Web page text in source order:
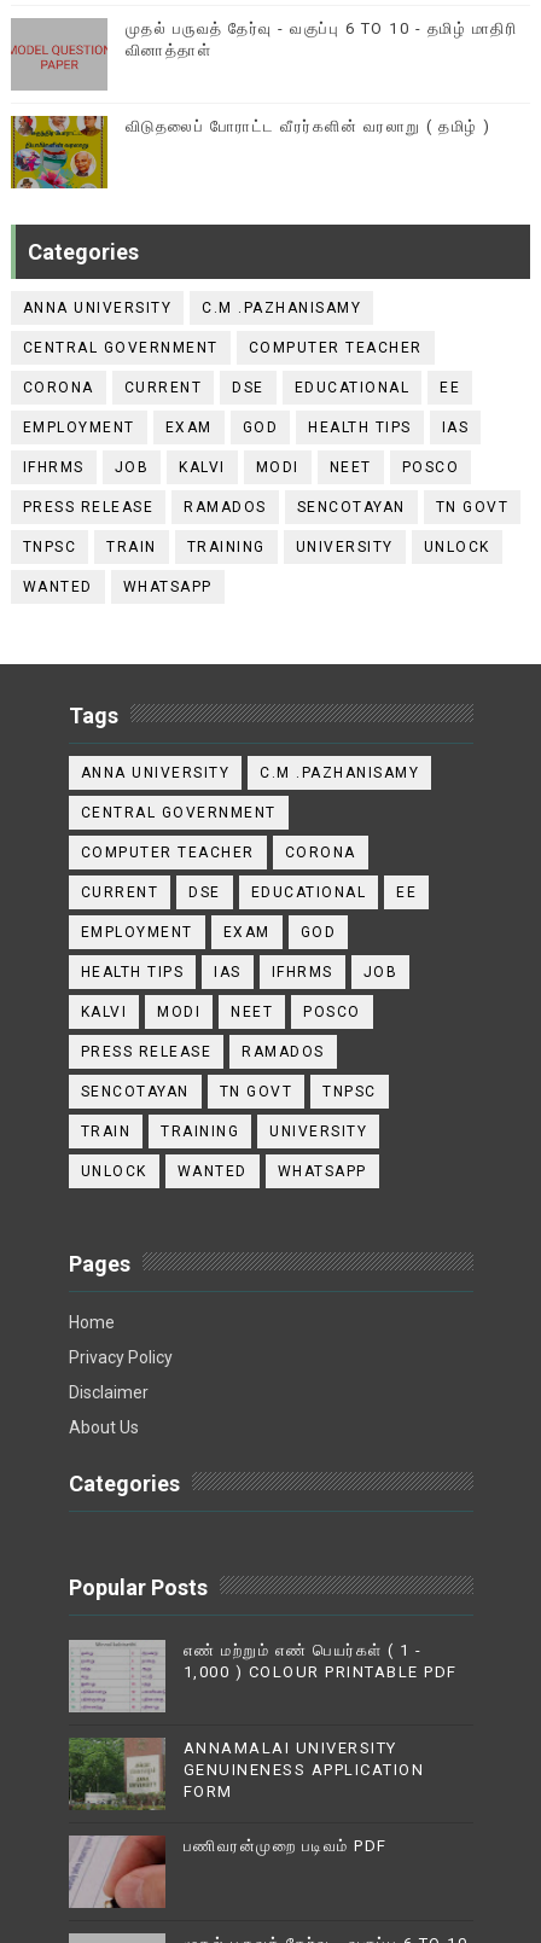
முதல் பருவத் தேர்வு - வகுப்பு 6 TO 10 - தமிழ் மாதிரி
வினாத்தாள்
விடுதலைப் போராட்ட வீரர்களின் வரலாறு ( தமிழ் )
Categories
ANNA UNIVERSITY C.M .PAZHANISAMY
CENTRAL GOVERNMENT COMPUTER TEACHER
CORONA CURRENT DSE EDUCATIONAL EE
EMPLOYMENT EXAM GOD HEALTH TIPS IAS
IFHRMS JOB KALVI MODI NEET POSCO
PRESS RELEASE RAMADOS SENCOTAYAN TN GOVT
TNPSC TRAIN TRAINING UNIVERSITY UNLOCK
WANTED WHATSAPP
Tags
ANNA UNIVERSITY C.M .PAZHANISAMY
CENTRAL GOVERNMENT
COMPUTER TEACHER CORONA
CURRENT DSE EDUCATIONAL EE
EMPLOYMENT EXAM GOD
HEALTH TIPS IAS IFHRMS JOB
KALVI MODI NEET POSCO
PRESS RELEASE RAMADOS
SENCOTAYAN TN GOVT TNPSC
TRAIN TRAINING UNIVERSITY
UNLOCK WANTED WHATSAPP
Pages
Home
Privacy Policy
Disclaimer
About Us
Categories
Popular Posts
எண் மற்றும் எண் பெயர்கள் ( 1 -
1,000 ) COLOUR PRINTABLE PDF
ANNAMALAI UNIVERSITY
GENUINENESS APPLICATION
FORM
பணிவரன்முறை படிவம் PDF